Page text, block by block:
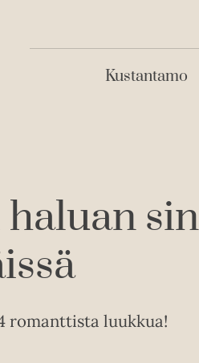
Kustantamo
romanttista luukkua!